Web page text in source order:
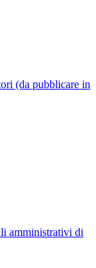
(da pubblicare in
amministrativi di